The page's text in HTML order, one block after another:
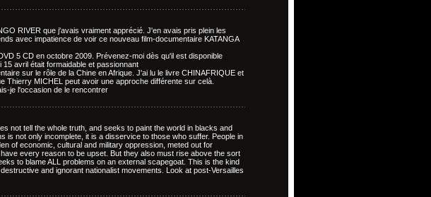
RIVER que j'avais vraiment apprécié. J'en avais pris plein les
avec impatience de voir ce nouveau film-documentaire KATANGA
5 CD en octobre 2009. Prévenez-moi dès qu'il est disponible
15 avril était formaidable et passionnant
sur le rôle de la Chine en Afrique. J'ai lu le livre CHINAFRIQUE et
Thierry MICHEL peut avoir une approche différente sur celà.
je l'occasion de le rencontrer
not tell the whole truth, and seeks to paint the world in blacks and
is not only incomplete, it is a disservice to those who suffer. People in
of economic, cultural and military oppression, meted out for
every reason to be upset. But they also must rise above the sort
to blame ALL problems on an external scapegoat. This is the kind
and ignorant nationalist movements. Look at post-Versailles